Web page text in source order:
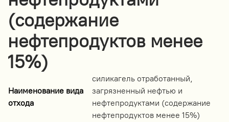
(содержание
нефтепродуктов менее
15%)
Наименование вида
отхода
силикагель отработанный,
загрязненный нефтью и
нефтепродуктами (содержание
нефтепродуктов менее 15%)